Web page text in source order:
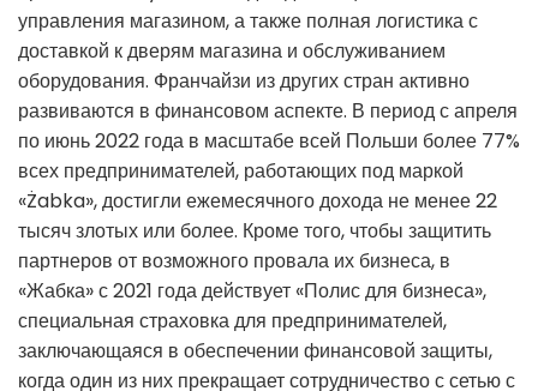
управления магазином, а также полная логистика с
доставкой к дверям магазина и обслуживанием
оборудования. Франчайзи из других стран активно
развиваются в финансовом аспекте. В период с апреля
по июнь 2022 года в масштабе всей Польши более 77%
всех предпринимателей, работающих под маркой
«Żabka», достигли ежемесячного дохода не менее 22
тысяч злотых или более. Кроме того, чтобы защитить
партнеров от возможного провала их бизнеса, в
«Жабка» с 2021 года действует «Полис для бизнеса»,
специальная страховка для предпринимателей,
заключающаяся в обеспечении финансовой защиты,
когда один из них прекращает сотрудничество с сетью с